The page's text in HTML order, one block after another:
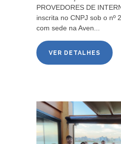
PROVEDORES DE
inscrita no CNPJ sob o nº
com sede na Aven...
VER DETALHES